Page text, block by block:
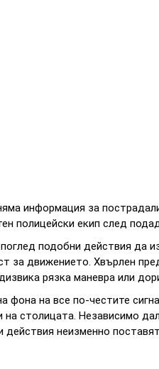
информация за
полицейски екип след
подобни действия да
за движението. Хвърлен
рязка маневра или
фона на все по-честите
на столицата. Независимо
действия неизменно